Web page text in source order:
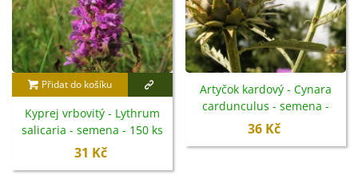
Přidat do košíku
Kyprej vrbovitý - Lythrum
salicaria - semena - 150 ks
31 Kč
Artyčok kardový - Cynara
cardunculus - semena -
10 ks
36 Kč